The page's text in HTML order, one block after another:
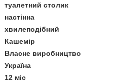
туалетний столик
настінна
хвилеподібний
Кашемір
Власне виробництво
Україна
12 міс